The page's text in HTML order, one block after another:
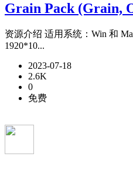
Grain Pack (Grain,
资源介绍 适用系统：Win 和
1920*10...
2023-07-18
2.6K
0
免费